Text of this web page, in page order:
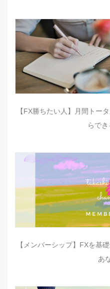
【FX勝ちたい人】月間トー
らでき
【メンバーシップ】FXを基
あ